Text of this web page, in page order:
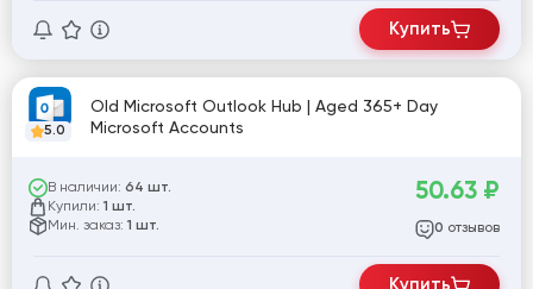
Купить
5.0
Old Microsoft Outlook Hub | Aged 365+ Day
Microsoft Accounts
В наличии: 64 шт.
Купили: 1 шт.
Мин. заказ: 1 шт.
50.63 ₽
0 отзывов
Купить